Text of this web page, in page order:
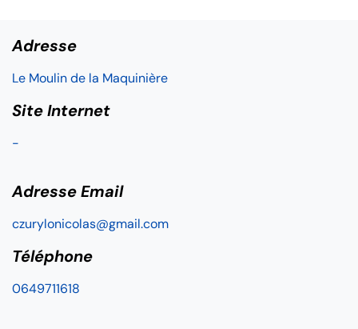
Adresse
Le Moulin de la Maquinière
Site Internet
-
Adresse Email
czurylonicolas@gmail.com
Téléphone
0649711618